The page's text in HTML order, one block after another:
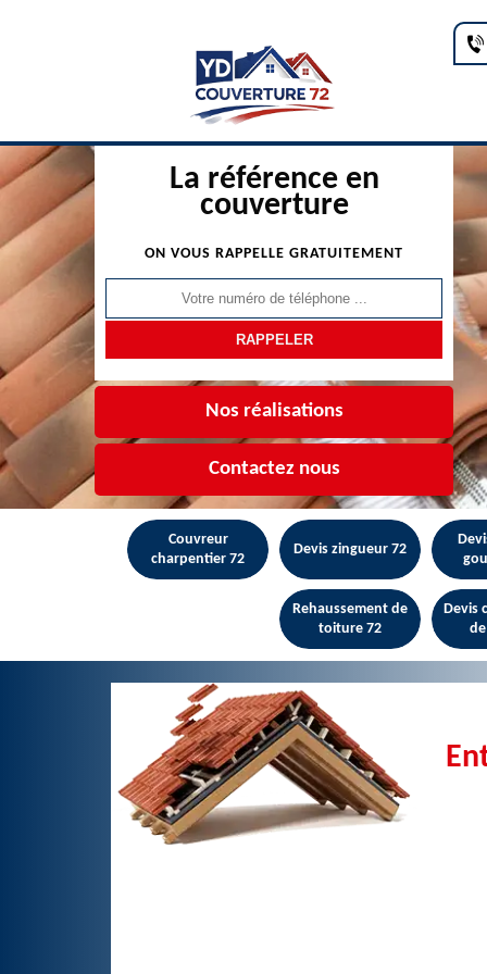
La référence en
couverture
ON VOUS RAPPELLE GRATUITEMENT
Nos réalisations
Contactez nous
Couvreur
charpentier 72
Devis zingueur 72
Rehaussement de
toiture 72
Devis